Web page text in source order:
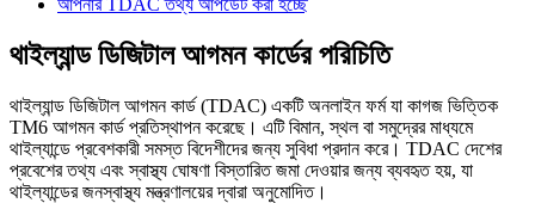
থাইল্যান্ড ডিজিটাল আগমন কার্ডের পরিচিতি
থাইল্যান্ড ডিজিটাল আগমন কার্ড (TDAC) একটি অনলাইন ফর্ম যা কাগজ ভিত্তিক
TM6 আগমন কার্ড প্রতিস্থাপন করেছে। এটি বিমান, স্থল বা সমুদ্রের মাধ্যমে
থাইল্যান্ডে প্রবেশকারী সমস্ত বিদেশীদের জন্য সুবিধা প্রদান করে। TDAC দেশের
প্রবেশের তথ্য এবং স্বাস্থ্য ঘোষণা বিস্তারিত জমা দেওয়ার জন্য ব্যবহৃত হয়, যা
থাইল্যান্ডের জনস্বাস্থ্য মন্ত্রণালয়ের দ্বারা অনুমোদিত।